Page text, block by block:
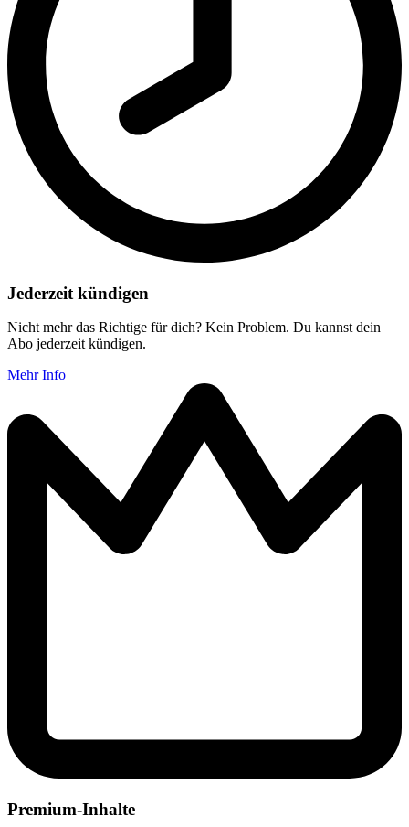
Jederzeit kündigen
Nicht mehr das Richtige für dich? Kein Problem. Du kannst dein
Abo jederzeit kündigen.
Mehr Info
Premium-Inhalte